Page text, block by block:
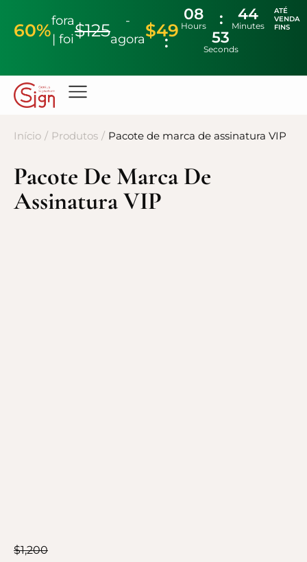
60%fora
| foi$125
-
agora$49
08
Hours
44
Minutes
52
Seconds
ATÉ
VENDA
FINS
Início / Produtos / Pacote de marca de assinatura VIP
Pacote De Marca De
Assinatura VIP
$1,200